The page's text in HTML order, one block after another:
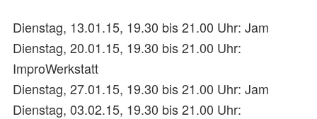
Dienstag, 13.01.15, 19.30 bis 21.00 Uhr: Jam
Dienstag, 20.01.15, 19.30 bis 21.00 Uhr:
ImproWerkstatt
Dienstag, 27.01.15, 19.30 bis 21.00 Uhr: Jam
Dienstag, 03.02.15, 19.30 bis 21.00 Uhr: